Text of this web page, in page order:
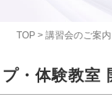
TOP> 講習会のご案内
・体験教室